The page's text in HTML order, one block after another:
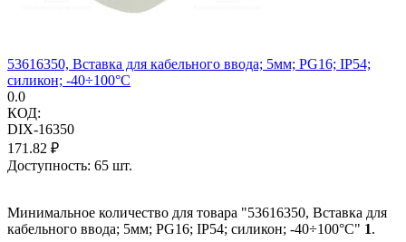
53616350, Вставка для кабельного ввода; 5мм; PG16; IP54;
силикон; -40÷100°C
0.0
КОД:
DIX-16350
171.82 ₽
Доступность: 65 шт.
Минимальное количество для товара "53616350, Вставка для
кабельного ввода; 5мм; PG16; IP54; силикон; -40÷100°C" 1.